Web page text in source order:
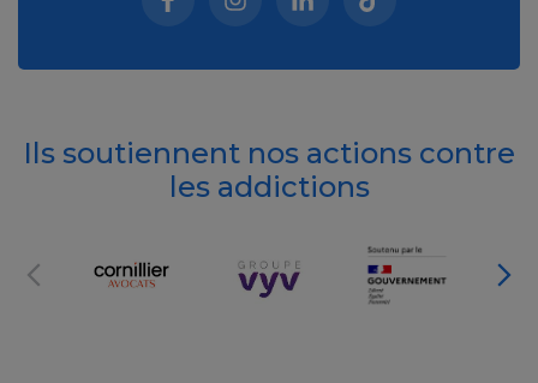
Facebook (nouvelle fenêtre)
Instagram (nouvelle fenêtre)
Linkedin (nouvelle
Tiktok (nouvelle
Ils soutiennent nos actions contre
les addictions